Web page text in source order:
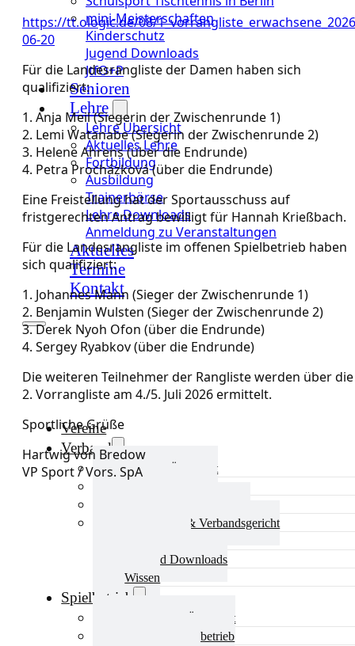
mini-Meisterschaften
Kinderschutz
Jugend Downloads
JtfO+P
Senioren
Lehre
Lehre Übersicht
Aktuelles Lehre
Fortbildung
Ausbildung
Trainerbörse
Lehre Downloads
Anmeldung zu Veranstaltungen
Aktuelles
Termine
Kontakt
Vereine
Verband
Verband Übersicht
Ausschüsse & Verbandsgericht
Verband Downloads
Wissen
Spielbetrieb
Spielbetrieb Übersicht
Aktuelles Spielbetrieb
https://tt.ologic.de/08/
06-20
Für die Landesrangliste der Damen haben sich
qualifiziert:
1. Anja Meil (Siegerin der Zwischenrunde 1)
2. Lemi Watanabe (Siegerin der Zwischenrunde 2)
3. Helene Ahrens (über die Endrunde)
4. Petra Procházková (über die Endrunde)
Eine Freistellung hat der Sportausschuss auf
fristgerechten Antrag bewilligt für Hannah Krießbach.
Für die Landesrangliste im offenen Spielbetrieb haben
sich qualifiziert:
1. Johannes Mann (Sieger der Zwischenrunde 1)
2. Benjamin Wulsten (Sieger der Zwischenrunde 2)
3. Derek Nyoh Ofon (über die Endrunde)
4. Sergey Ryabkov (über die Endrunde)
Die weiteren Teilnehmer der Rangliste werden über die
2. Vorrangliste am 4./5. Juli 2026 ermittelt.
Sportliche Grüße
Hartwig von Bredow
VP Sport / Vors. SpA